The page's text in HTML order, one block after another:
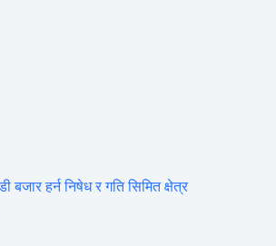
बजार हर्न निषेध र गति सिमित क्षेत्र